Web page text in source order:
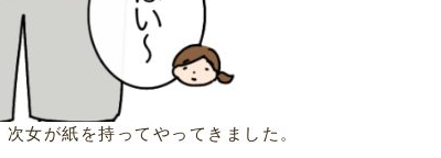
女が紙を持ってやってきました。